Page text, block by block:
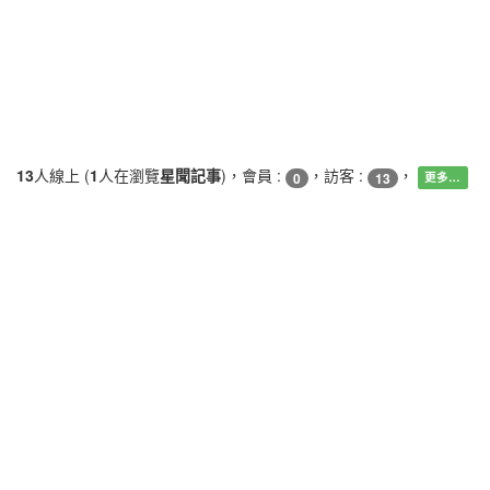
13人線上 (1人在瀏覽星聞記事)，會員 : 0 ，訪客 : 13 ， 更多…